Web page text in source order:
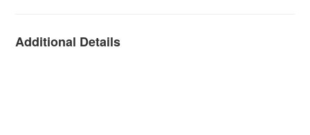
Additional Details